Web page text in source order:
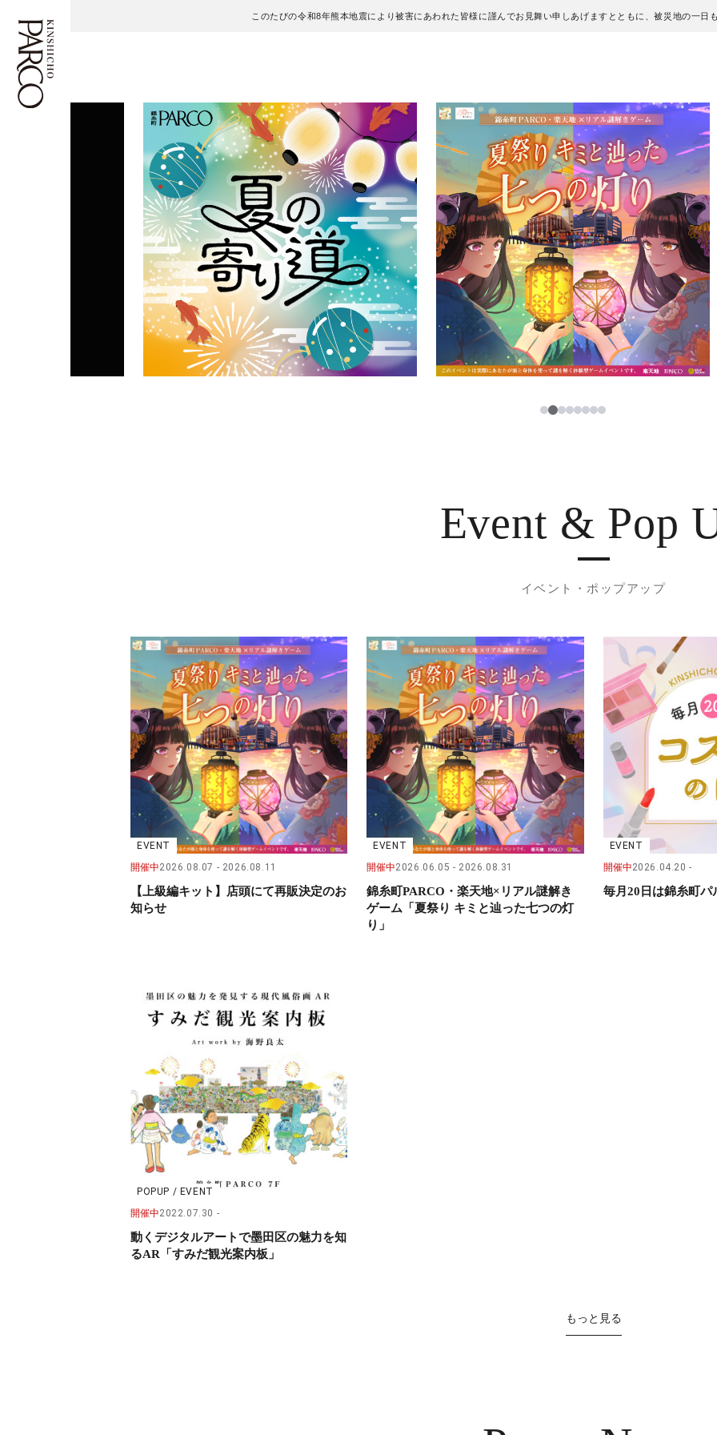
このたびの令和8年熊本地震により被害にあわれた皆様に謹んでお見舞い申しあげますとともに、被災地の一日
フロアガイド
施設案内・アクセス
イベント・ポップアップ
レストラン・カフェ
TAX FREE
12345678
Event & Pop
イベント・ポップアップ
EVENT
開催中2026.08.07 2026.08.11
【上級編キット】店頭にて再販決定のお
知らせ
EVENT
開催中2026.06.05 2026.08.31
錦糸町PARCO・楽天地×リアル謎解き
ゲーム「夏祭り キミと辿った七つの灯
り」
EVENT
開催中2026.04.20
毎月20日は錦糸町パ
POPUP / EVENT
開催中2022.07.30
動くデジタルアートで墨田区の魅力を知
るAR「すみだ観光案内板」
もっと見る